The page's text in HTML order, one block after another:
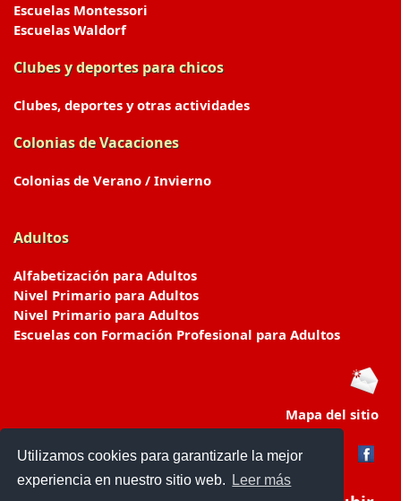
Utilizamos cookies para garantizarle la mejor
experiencia en nuestro sitio web.
Leer más
Escuelas Montessori
Escuelas Waldorf
Clubes y deportes para chicos
Clubes, deportes y otras actividades
Colonias de Vacaciones
Colonias de Verano / Invierno
Adultos
Alfabetización para Adultos
Nivel Primario para Adultos
Nivel Primario para Adultos
Escuelas con Formación Profesional para Adultos
Mapa del sitio